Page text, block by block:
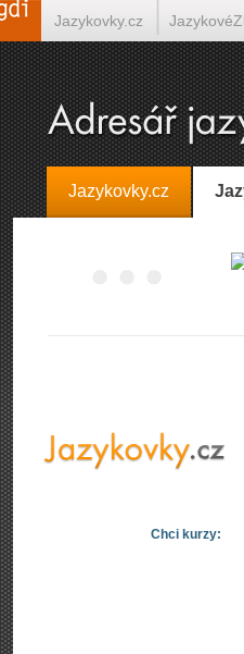
Jazykovky.cz
Chci kurzy:
Jazykovky.cz
Španělština on-line